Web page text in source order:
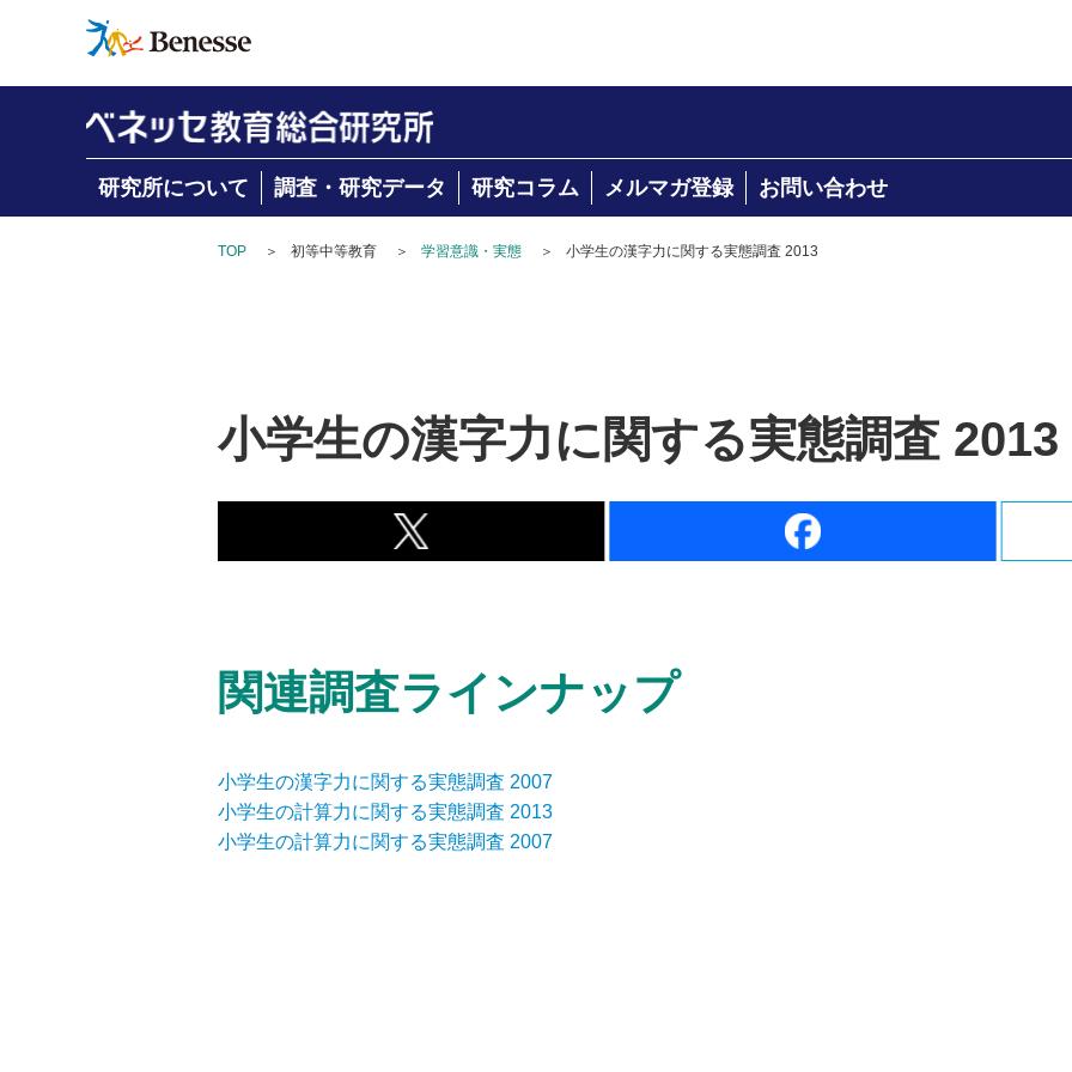
研究所について 調査・研究データ 研究コラム メルマガ登録 お問い合わせ
TOP ＞ 初等中等教育 ＞ 学習意識・実態 ＞ 小学生の漢字力に関する実態調査 2013
小学生の漢字力に関する実態調査 2013
関連調査ラインナップ
小学生の漢字力に関する実態調査 2007
小学生の計算力に関する実態調査 2013
小学生の計算力に関する実態調査 2007